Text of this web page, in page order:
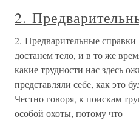
2.
2. Предварительные
достанем тело, и в то же
какие трудности нас здесь
представляли себе, как это
Честно говоря, к поискам
особой охоты, потому что